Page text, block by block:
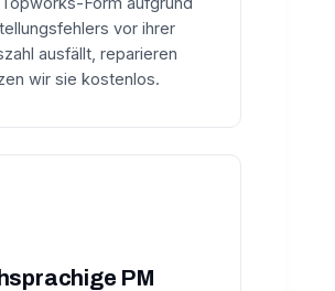
vor ihrer
ausfällt, reparieren
wir sie kostenlos.
PM